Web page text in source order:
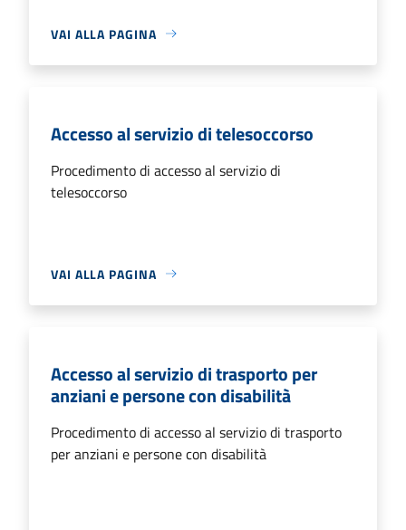
VAI ALLA PAGINA
Accesso al servizio di telesoccorso
Procedimento di accesso al servizio di
telesoccorso
VAI ALLA PAGINA
Accesso al servizio di trasporto per
anziani e persone con disabilità
Procedimento di accesso al servizio di trasporto
per anziani e persone con disabilità